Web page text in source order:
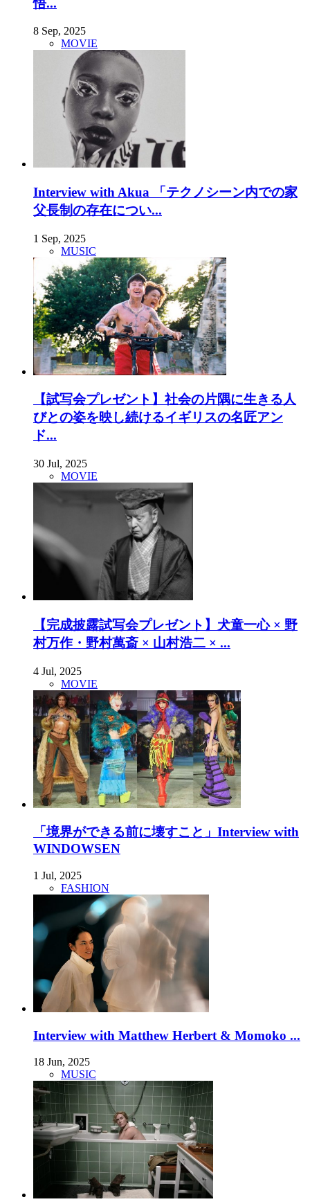
8 Sep, 2025
MOVIE
Interview with Akua 「テクノシーン内での家
父長制の存在につい...
1 Sep, 2025
MUSIC
【試写会プレゼント】社会の片隅に生きる人
びとの姿を映し続けるイギリスの名匠アン
ド...
30 Jul, 2025
MOVIE
【完成披露試写会プレゼント】犬童一心 × 野
村万作・野村萬斎 × 山村浩二 × ...
4 Jul, 2025
MOVIE
「境界ができる前に壊すこと」Interview with
WINDOWSEN
1 Jul, 2025
FASHION
Interview with Matthew Herbert & Momoko ...
18 Jun, 2025
MUSIC